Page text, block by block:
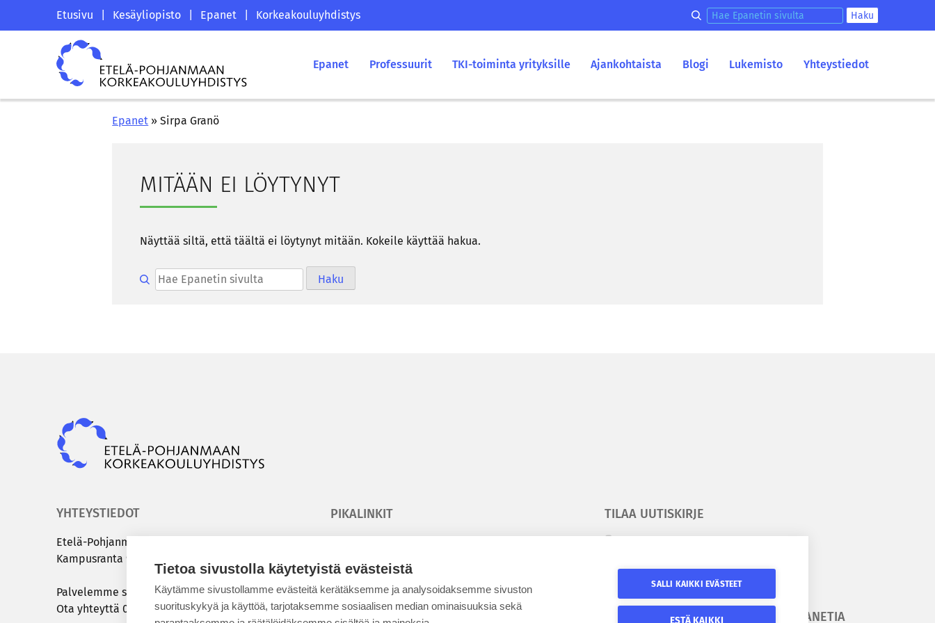
Tietoa sivustolla käytetyistä evästeistä
Käytämme sivustollamme evästeitä kerätäksemme ja analysoidaksemme sivuston
suorituskykyä ja käyttöä, tarjotaksemme sosiaalisen median ominaisuuksia sekä
SALLI KAIKKI EVÄSTEET
ESTÄ KAIKKI
Etelä-
Pohjanmaan
korkeakouluyhdistyksen
saapumissivu
Etusivu Kesäyliopisto Epanet Korkeakouluyhdistys Hae epanetin sivulta Haku
Etelä-
Pohjanmaan
korkeakouluyhdistys
Epanet Professuurit TKI-toiminta yrityksille Ajankohtaista Blogi Lukemisto Yhteystiedot
Epanet »Sirpa Granö
MI­TÄÄN EI LÖY­TY­NYT
Näyt­tää siltä, että tääl­tä ei löy­ty­nyt mi­tään. Ko­kei­le käyt­tää hakua.
Hae epanetin sivulta Haku
YHTEYSTIEDOT
Etelä-​Pohjanmaan kor­kea­kou­lu­yh­dis­tys
Kam­pus­ran­ta 9 C | 60320 Sei­nä­jo­ki
Pal­ve­lem­me sinua ar­ki­sin klo 8.00 – 15.00
Ota yh­teyt­tä 050 431 7072taiinfo@epky.fi
PIKALINKIT
Kesäyliopisto
Epanet
TILAA UUTISKIRJE
SEURAA EPANETIA